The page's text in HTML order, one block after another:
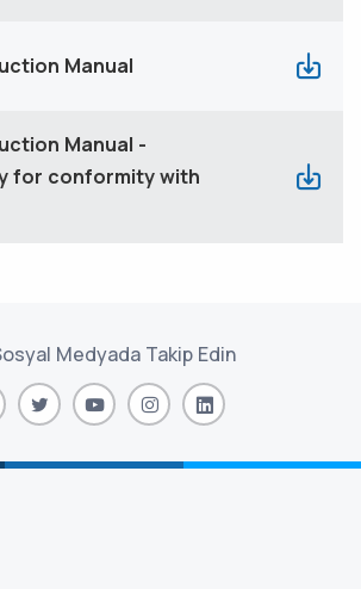
Manual
Manual -
for conformity with
Medyada Takip Edin